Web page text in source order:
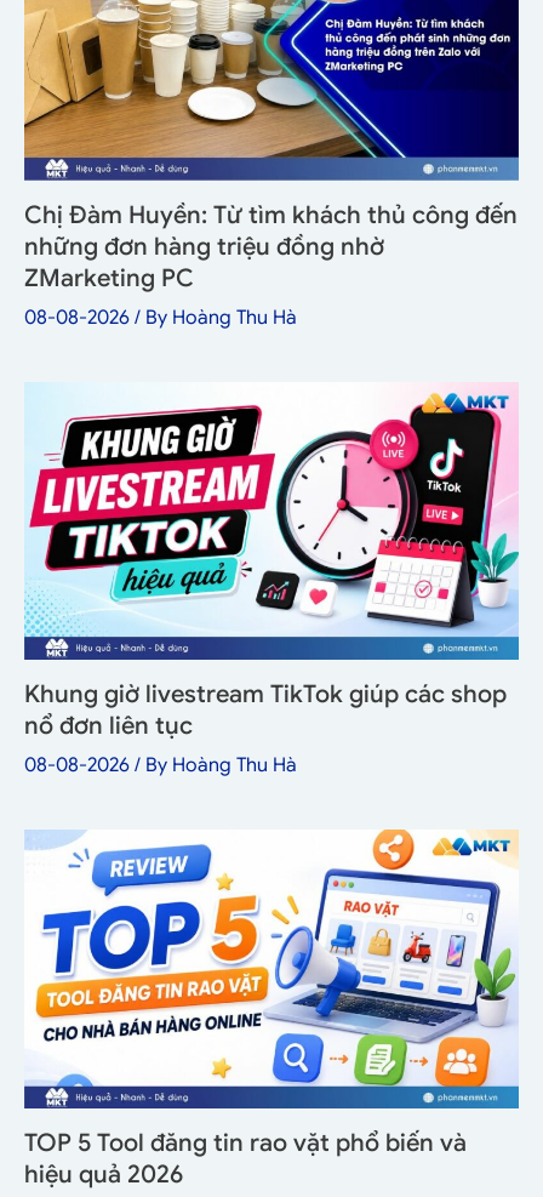
Chị Đàm Huyền: Từ tìm khách thủ công đến
những đơn hàng triệu đồng nhờ
ZMarketing PC
08-08-2026 / By Hoàng Thu Hà
Khung giờ livestream TikTok giúp các shop
nổ đơn liên tục
08-08-2026 / By Hoàng Thu Hà
TOP 5 Tool đăng tin rao vặt phổ biến và
hiệu quả 2026